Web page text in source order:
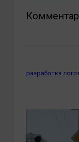
разработка